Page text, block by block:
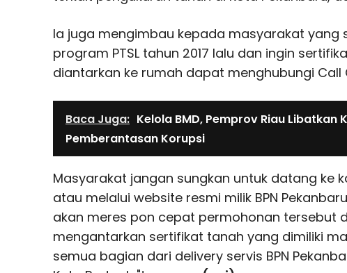
Ia juga mengimbau kepada masyarakat yang
program PTSL tahun 2017 lalu dan ingin
diantarkan ke rumah dapat menghubungi Call
Baca Juga: Kelola BMD, Pemprov Riau Libatkan
Pemberantasan Korupsi
Masyarakat jangan sungkan untuk datang ke
atau melalui website resmi milik BPN
akan meres pon cepat permohonan tersebut
mengantarkan sertifikat tanah yang dimiliki
semua bagian dari delivery servis BPN